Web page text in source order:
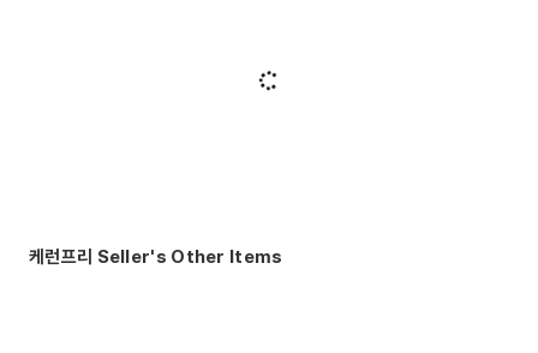
케런프리 Seller's Other Items